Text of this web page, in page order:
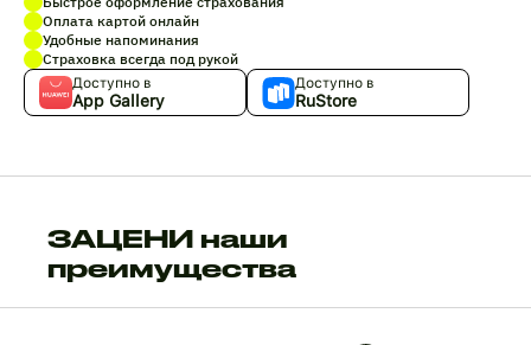
Оплата картой онлайн
Удобные напоминания
Страховка всегда под рукой
Доступно в
App Gallery
Доступно в
RuStore
ЗАЦЕНИ наши
преимущества